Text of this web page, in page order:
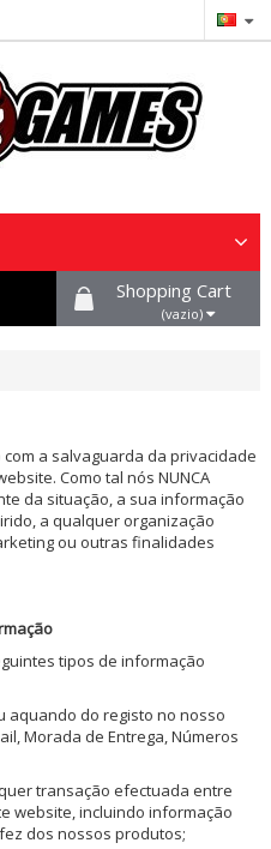
Shopping Cart
(vazio)
a salvaguarda da privacidade
Como tal nós NUNCA
da situação, a sua informação
a qualquer organização
ou outras finalidades
tipos de informação
aquando do registo no nosso
Morada de Entrega, Números
transação efectuada entre
website, incluindo informação
dos nossos produtos;